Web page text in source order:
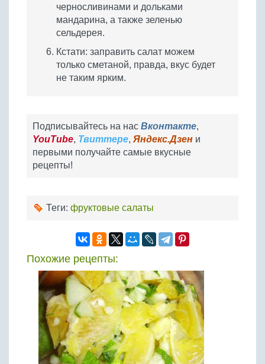
черносливинами и дольками
мандарина, а также зеленью
сельдерея.
Кстати: заправить салат можем
только сметаной, правда, вкус будет
не таким ярким.
Подписывайтесь на нас Вконтакте,
YouTube, Твиттере, Яндекс.Дзен и
первыми получайте самые вкусные
рецепты!
Теги: фруктовые салаты
Похожие рецепты: